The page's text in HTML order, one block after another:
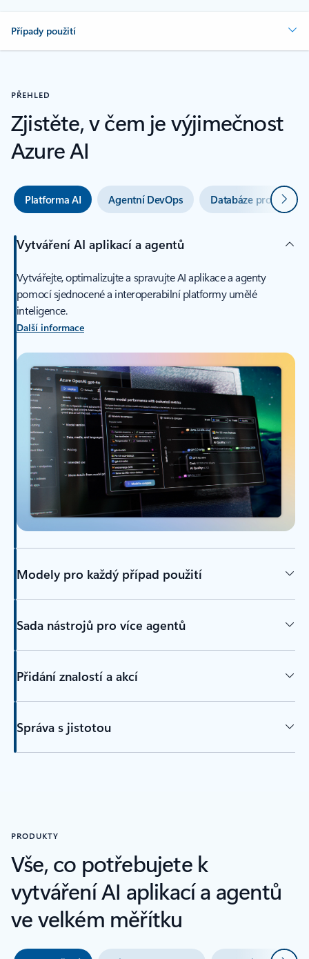
Případy použití
PŘEHLED
Zjistěte, v čem je výjimečnost
Azure AI
Platforma AI Agentní DevOps Databáze pro AIDalší
Vytváření AI aplikací a agentů
Vytvářejte, optimalizujte a spravujte AI aplikace a agenty
pomocí sjednocené a interoperabilní platformy umělé
inteligence.
Další informace
Modely pro každý případ použití
Sada nástrojů pro více agentů
Přidání znalostí a akcí
Správa s jistotou
PRODUKTY
Vše, co potřebujete k
vytváření AI aplikací a agentů
ve velkém měřítku